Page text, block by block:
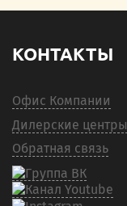
КОНТАКТЫ
Офис Компании
Дилерские центры
Обратная связь